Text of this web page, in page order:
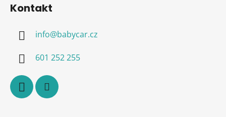
Kontakt
info@babycar.cz
601 252 255